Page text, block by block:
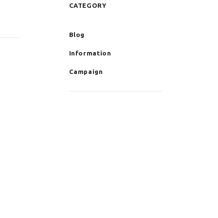
CATEGORY
Blog
Information
Campaign